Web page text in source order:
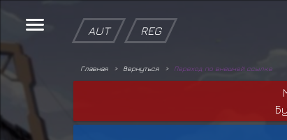
AUT REG
Главная Вернуться Переход по внешней ссылке